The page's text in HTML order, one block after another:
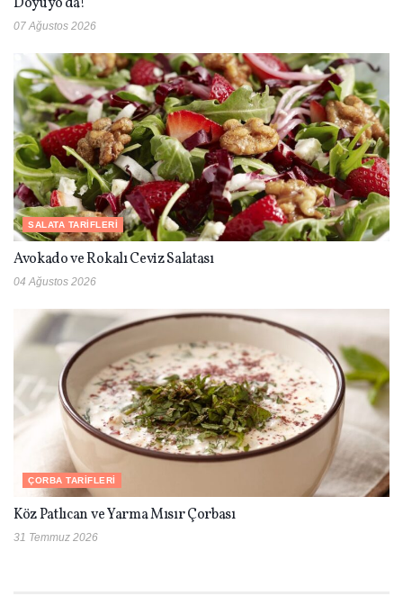
07 Ağustos 2026
SALATA TARIFLERI
Avokado ve Rokalı Ceviz Salatası
04 Ağustos 2026
ÇORBA TARIFLERI
Köz Patlıcan ve Yarma Mısır Çorbası
31 Temmuz 2026